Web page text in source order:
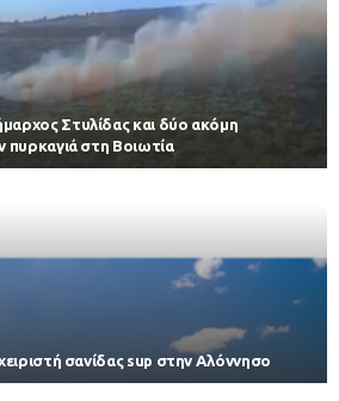
Στυλίδας και δύο ακόμη
πυρκαγιά στη Βοιωτία
σανίδας sup στην Αλόννησο